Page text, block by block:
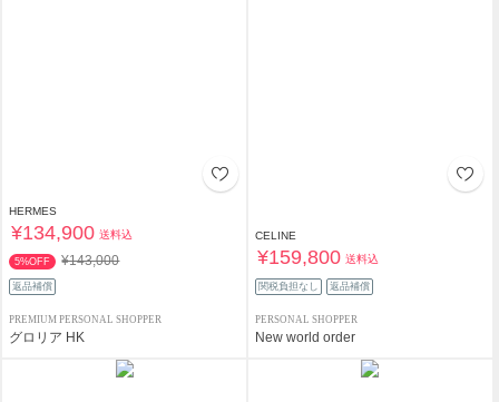
HERMES
¥134,900 送料込
5%OFF ¥143,000
返品補償
PREMIUM PERSONAL SHOPPER
グロリア HK
CELINE
¥159,800 送料込
関税負担なし 返品補償
PERSONAL SHOPPER
New world order